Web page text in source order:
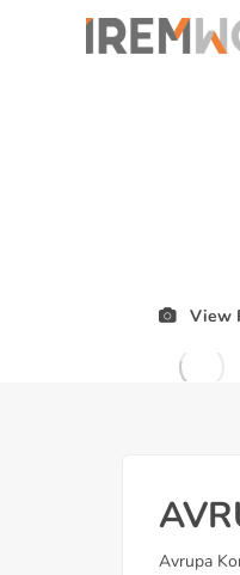
View
Avrupa